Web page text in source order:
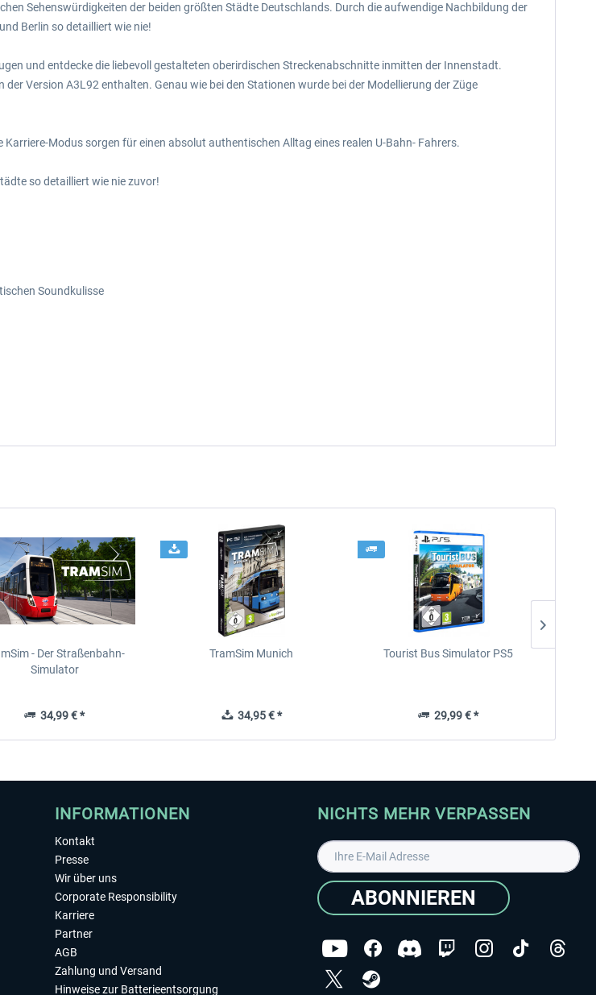
Sehenswürdigkeiten der beiden größten Städte Deutschlands. Durch die aufwendige Nachbildung der
Berlin so detailliert wie nie!
und entdecke die liebevoll gestalteten oberirdischen Streckenabschnitte inmitten der Innenstadt.
Version A3L92 enthalten. Genau wie bei den Stationen wurde bei der Modellierung der Züge
Modus sorgen für einen absolut authentischen Alltag eines realen U-Bahn- Fahrers.
so detailliert wie nie zuvor!
Soundkulisse
- Der Straßenbahn-
Simulator
34,99 € *
TramSim Munich
34,95 € *
Tourist Bus Simulator PS5
29,99 € *
INFORMATIONEN
Kontakt
Presse
Wir über uns
Corporate Responsibility
Karriere
Partner
AGB
Zahlung und Versand
Hinweise zur Batterieentsorgung
NICHTS MEHR VERPASSEN
ABONNIEREN